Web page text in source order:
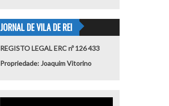
JORNAL DE VILA DE REI
REGISTO LEGAL ERC nº 126 433
Propriedade: Joaquim Vitorino